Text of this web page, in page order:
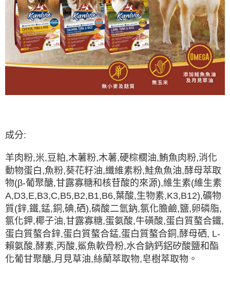
成分:
羊肉粉,米,豆粕,木薯粉,木薯,硬棕櫚油,鮪魚肉粉,消化
動物蛋白,魚粉,葵花籽油,纖維素粉,鮭魚魚油,酵母萃取
物(β-葡聚醣,甘露寡糖和核苷酸的來源),維生素(維生素
A,D3,E,B3,C,B5,B2,B1,B6,葉酸,生物素,K3,B12),礦物
質(鋅,鐵,錳,銅,碘,硒),磷酸二氫鈉,氯化膽鹼,鹽,卵磷脂,
氯化鉀,椰子油,甘露寡糖,蛋氨酸,牛磺酸,蛋白質螯合鐵,
蛋白質螯合鋅,蛋白質螯合錳,蛋白質螯合銅,酵母硒, L-
賴氨酸,酵素,丙酸,鯊魚軟骨粉,水合鈉鈣​​鋁矽酸鹽和酯
化葡甘聚醣,月見草油,絲蘭萃取物,皂樹萃取物。